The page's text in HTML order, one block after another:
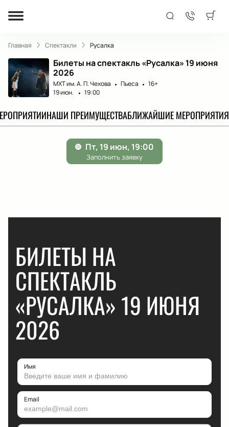
Главная Спектакли Русалка
Билеты на спектакль «Русалка» 19 июня
2026
МХТ им. А. П. Чехова Пьеса
16+
19 июн.
19:00
НАШИ ПРЕИМУЩЕСТВАБЛИЖАЙШИЕ МЕРОПРИЯТИЯ
БИЛЕТЫ НА
СПЕКТАКЛЬ
«РУСАЛКА» 19 ИЮНЯ
2026
Имя
Email